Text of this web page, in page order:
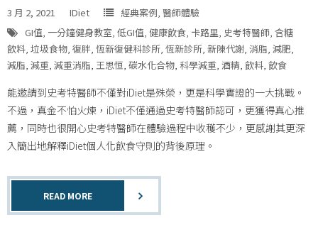
3 月 2, 2021 IDiet 經典案例 醫師體驗
GI值 一分鐘健身教室 低GI值 健康飲食 卡路里 史考特醫師 含糖
飲料 垃圾食物 復胖 恆新復健科診所 恆新診所 新陳代謝 消脂 減肥
減脂 減重 減重消脂 王思恒 碳水化合物 科學減重 酒精 飲料 飲食
能邀請到史考特醫師不僅對iDiet是殊榮，更是科學實證的一大挑戰。
不過，真金不怕火煉，iDiet不僅通過史考特醫師認可，更獲得真心推
薦，同時也很開心史考特醫師在體驗過程中收穫不少，更感謝其更深
入簡出地解釋iDiet個人化飲食守則的背後原理。
READ MORE